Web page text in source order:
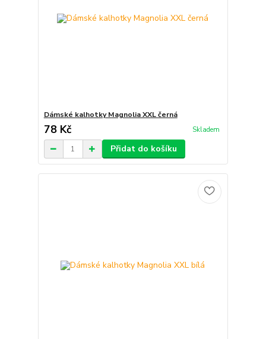
Dámské kalhotky Magnolia XXL černá
78 Kč Skladem
Přidat do košíku